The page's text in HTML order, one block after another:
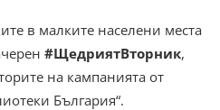
в малките населени места
#ЩедриятВторник,
на кампанията от
България“.